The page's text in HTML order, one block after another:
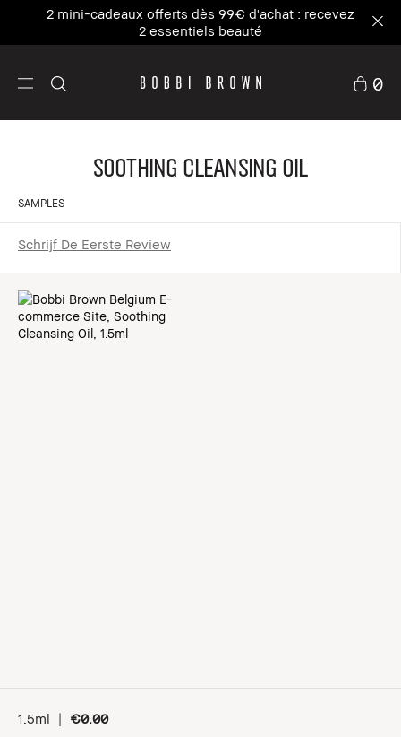
2 mini-cadeaux offerts dès 99€ d'achat : recevez
2 essentiels beauté
0
Soothing Cleansing Oil
SAMPLES
Schrijf De Eerste Review
1.5ml | €0.00